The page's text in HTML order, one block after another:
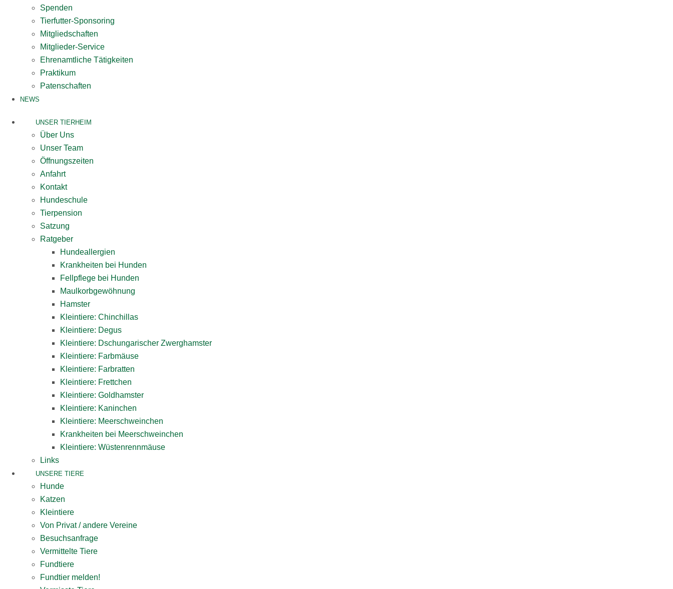
Spenden
Tierfutter-Sponsoring
Mitgliedschaften
Mitglieder-Service
Ehrenamtliche Tätigkeiten
Praktikum
Patenschaften
NEWS
UNSER TIERHEIM
Über Uns
Unser Team
Öffnungszeiten
Anfahrt
Kontakt
Hundeschule
Tierpension
Satzung
Ratgeber
Hundeallergien
Krankheiten bei Hunden
Fellpflege bei Hunden
Maulkorbgewöhnung
Hamster
Kleintiere: Chinchillas
Kleintiere: Degus
Kleintiere: Dschungarischer Zwerghamster
Kleintiere: Farbmäuse
Kleintiere: Farbratten
Kleintiere: Frettchen
Kleintiere: Goldhamster
Kleintiere: Kaninchen
Kleintiere: Meerschweinchen
Krankheiten bei Meerschweinchen
Kleintiere: Wüstenrennmäuse
Links
UNSERE TIERE
Hunde
Katzen
Kleintiere
Von Privat / andere Vereine
Besuchsanfrage
Vermittelte Tiere
Fundtiere
Fundtier melden!